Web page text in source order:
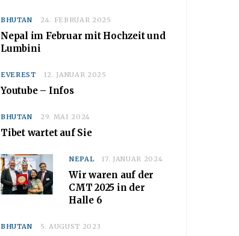
BHUTAN 24. FEBRUAR 2025
Nepal im Februar mit Hochzeit und
Lumbini
EVEREST 12. JANUAR 2025
Youtube – Infos
BHUTAN 29. MAI 2024
Tibet wartet auf Sie
NEPAL 17. JANUAR 2024
Wir waren auf der
CMT 2025 in der
Halle 6
BHUTAN 5. AUGUST 2023